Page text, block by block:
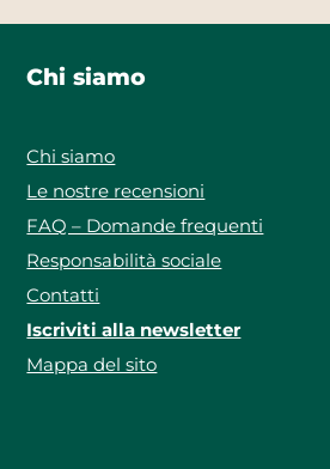
Chi siamo
Chi siamo
Le nostre recensioni
FAQ – Domande frequenti
Responsabilità sociale
Contatti
Iscriviti alla newsletter
Mappa del sito